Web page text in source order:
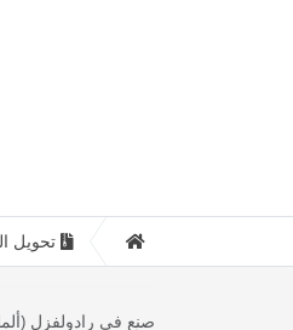
تحويل
صنع في رادولفزل